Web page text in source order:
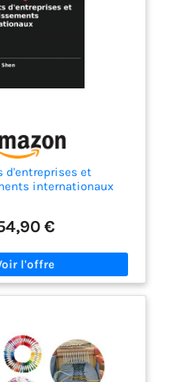
d'entreprises et
internationaux
€